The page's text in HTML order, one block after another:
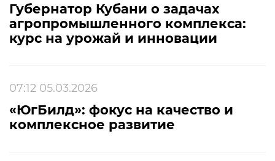
Губернатор Кубани о задачах
агропромышленного комплекса:
курс на урожай и инновации
07:12 05.03.2026
«ЮгБилд»: фокус на качество и
комплексное развитие